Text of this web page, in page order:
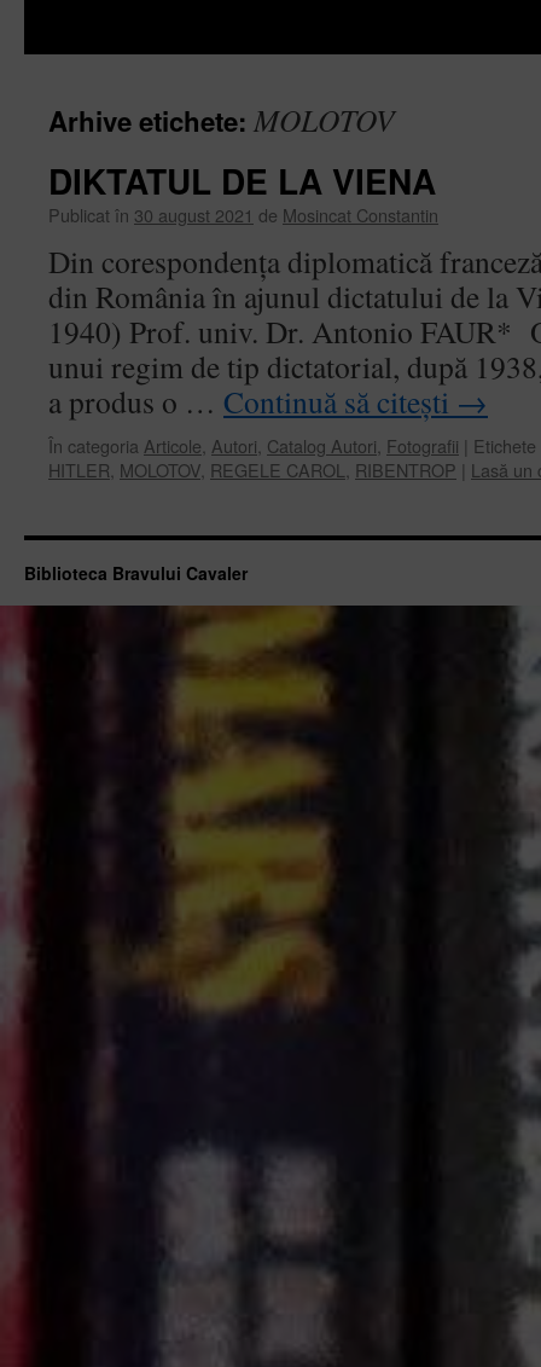
Arhive etichete: MOLOTOV
DIKTATUL DE LA VIENA
Publicat în 30 august 2021 de Mosincat Constantin
Din corespondența diplomatică
din România în ajunul dictatului de la
1940) Prof. univ. Dr. Antonio FAUR*
unui regim de tip dictatorial, după
a produs o … Continuă să citești →
În categoria Articole Autori Catalog Autori Fotografii | Etichete
HITLER MOLOTOV REGELE CAROL RIBENTROP | Lasă un
Biblioteca Bravului Cavaler